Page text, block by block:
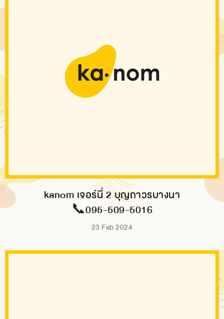
kanom เจอร์นี่ 2 บุญถาวรบางนา
📞095-509-5016
23 Feb 2024